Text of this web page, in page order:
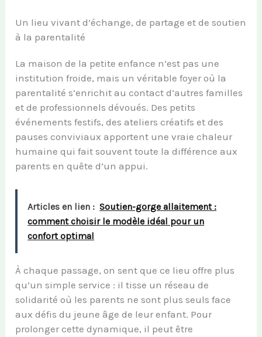
Un lieu vivant d’échange, de partage et de soutien
à la parentalité
La maison de la petite enfance n’est pas une
institution froide, mais un véritable foyer où la
parentalité s’enrichit au contact d’autres familles
et de professionnels dévoués. Des petits
événements festifs, des ateliers créatifs et des
pauses conviviaux apportent une vraie chaleur
humaine qui fait souvent toute la différence aux
parents en quête d’un appui.
Articles en lien : Soutien-gorge allaitement :
comment choisir le modèle idéal pour un
confort optimal
À chaque passage, on sent que ce lieu offre plus
qu’un simple service : il tisse un réseau de
solidarité où les parents ne sont plus seuls face
aux défis du jeune âge de leur enfant. Pour
prolonger cette dynamique, il peut être